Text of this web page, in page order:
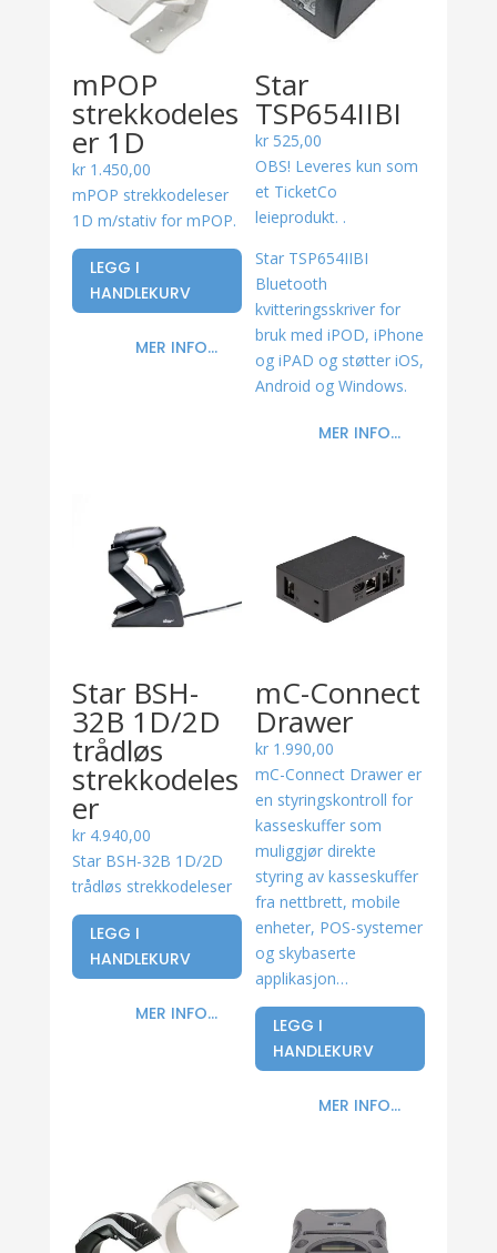
mPOP
strekkodeles
er 1D
kr1.450,00
mPOP strekkodeleser
1D m/stativ for mPOP.
LEGG I
HANDLEKURV
produktet
har
flere
varianter.
Alternativene
kan
MER INFO...
Star
TSP654IIBI
kr 525,00
OBS! Leveres kun som
et TicketCo
leieprodukt. .
Star TSP654IIBI
Bluetooth
kvitteringsskriver for
bruk med iPOD, iPhone
og iPAD og støtter iOS,
Android og Windows.
MER INFO...
Star BSH-
32B 1D/2D
trådløs
strekkodeles
er
kr4.940,00
Star BSH-32B 1D/2D
trådløs strekkodeleser
LEGG I
HANDLEKURV
MER INFO...
mC-Connect
Drawer
kr 1.990,00
mC-Connect Drawer er
en styringskontroll for
kasseskuffer som
muliggjør direkte
styring av kasseskuffer
fra nettbrett, mobile
enheter, POS-systemer
og skybaserte
applikasjon…
LEGG I
HANDLEKURV
MER INFO...